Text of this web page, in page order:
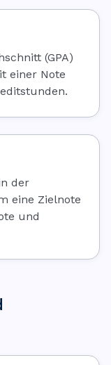
(GPA)
einer Note
der
eine Zielnote
und